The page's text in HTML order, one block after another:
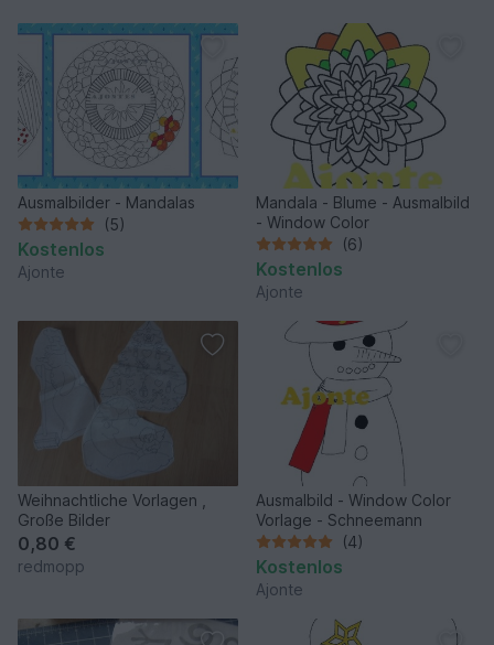
Ausmalbilder - Mandalas
(5)
Kostenlos
Ajonte
Mandala - Blume - Ausmalbild
- Window Color
(6)
Kostenlos
Ajonte
Weihnachtliche Vorlagen ,
Große Bilder
0,80 €
redmopp
Ausmalbild - Window Color
Vorlage - Schneemann
(4)
Kostenlos
Ajonte